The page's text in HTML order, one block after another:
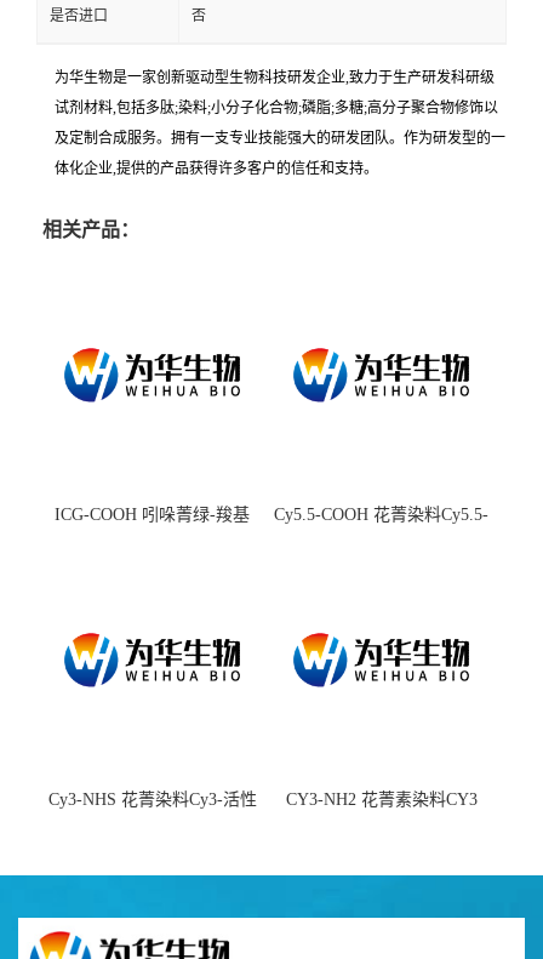
是否进口 否
为华生物是一家创新驱动型生物科技研发企业,致力于生产研发科研级
试剂材料,包括多肽;染料;小分子化合物;磷脂;多糖;高分子聚合物修饰以
及定制合成服务。拥有一支专业技能强大的研发团队。作为研发型的一
体化企业,提供的产品获得许多客户的信任和支持。
相关产品：
ICG-COOH 吲哚菁绿-羧基
Cy5.5-COOH 花菁染料Cy5.5-
Cy3-NHS 花菁染料Cy3-活性
CY3-NH2 花菁素染料CY3